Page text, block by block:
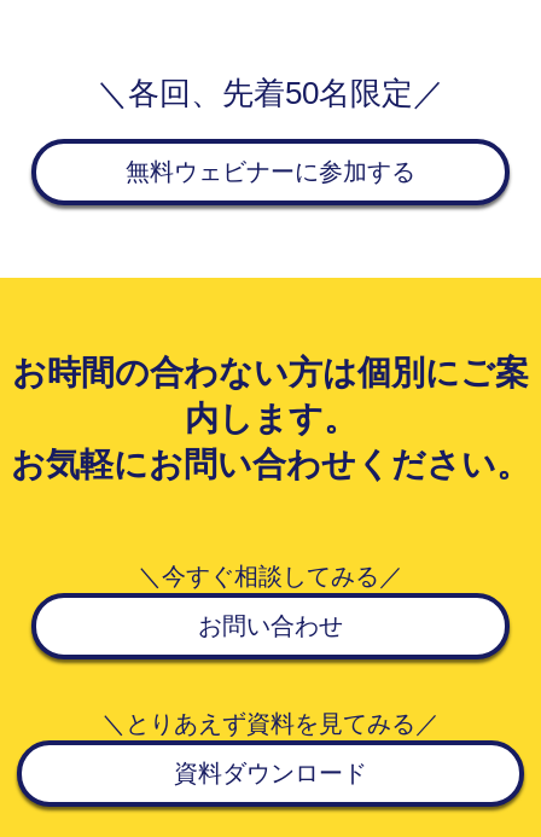
＼各回、先着50名限定／
無料ウェビナーに参加する
お時間の合わない方は個別にご案
内します。
お気軽にお問い合わせください。
＼今すぐ相談してみる／
お問い合わせ
＼とりあえず資料を見てみる／
資料ダウンロード